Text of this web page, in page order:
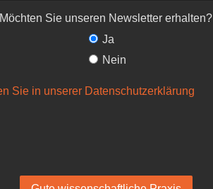
Möchten Sie unseren Newsletter erhalten?
Ja
Nein
Sie in unserer Datenschutzerklärung